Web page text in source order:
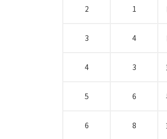
2 1
3 4
4 3
5 6
6 8